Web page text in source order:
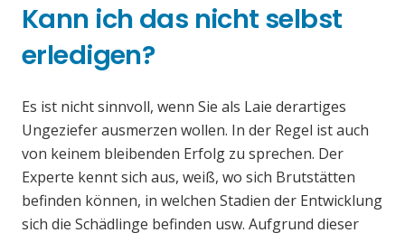
Kann ich das nicht selbst
erledigen?
Es ist nicht sinnvoll, wenn Sie als Laie derartiges
Ungeziefer ausmerzen wollen. In der Regel ist auch
von keinem bleibenden Erfolg zu sprechen. Der
Experte kennt sich aus, weiß, wo sich Brutstätten
befinden können, in welchen Stadien der Entwicklung
sich die Schädlinge befinden usw. Aufgrund dieser